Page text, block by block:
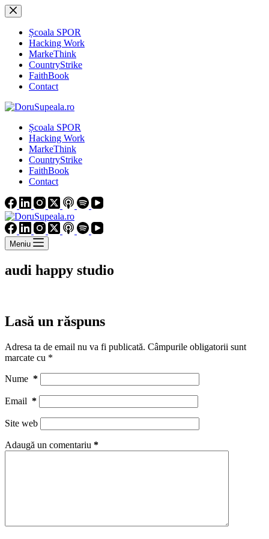
Sari
la
conținutȘcoala SPOR
Hacking Work
MarkeThink
CountryStrike
FaithBook
Contact
Școala SPOR
Hacking Work
MarkeThink
CountryStrike
FaithBook
Contact
Meniu
audi happy studio
Lasă un răspuns
Adresa ta de email nu va fi publicată. Câmpurile obligatorii sunt
marcate cu *
Nume *
Email *
Site web
Adaugă un comentariu *